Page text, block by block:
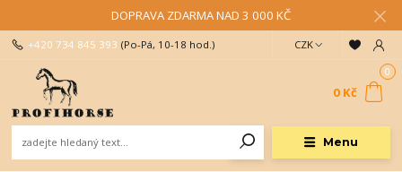
DOPRAVA ZDARMA NAD 3 000 KČ
Menu
CZK
+420 734 845 393 (Po-Pá, 10-18 hod.)
0
0 Kč